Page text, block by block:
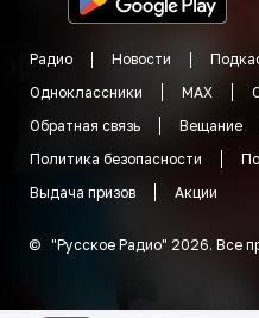
Радио Новости
Одноклассники
MAX
Обратная связь
Вещание
Политика безопасности
Выдача призов
Акции
© "Русское Радио" 2026. Все